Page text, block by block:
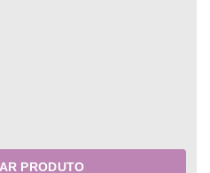
PRODUTO